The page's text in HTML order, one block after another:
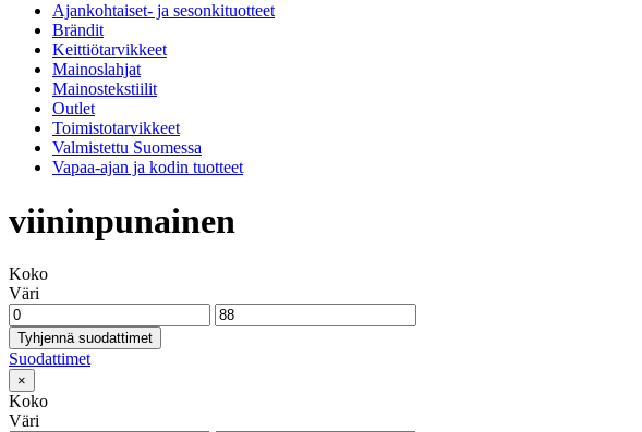
Ajankohtaiset- ja sesonkituotteet
Brändit
Keittiötarvikkeet
Mainoslahjat
Mainostekstiilit
Outlet
Toimistotarvikkeet
Valmistettu Suomessa
Vapaa-ajan ja kodin tuotteet
viininpunainen
Koko
Väri
Tyhjennä suodattimet
Suodattimet
×
Koko
Väri